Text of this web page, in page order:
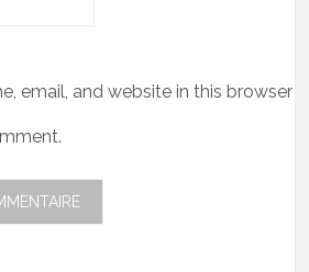
email, and website in this browser